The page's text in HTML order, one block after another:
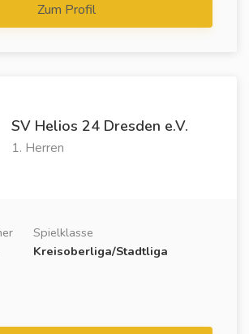
Zum Profil
SV Helios 24 Dresden e.V.
1. Herren
Spielklasse
Kreisoberliga/Stadtliga